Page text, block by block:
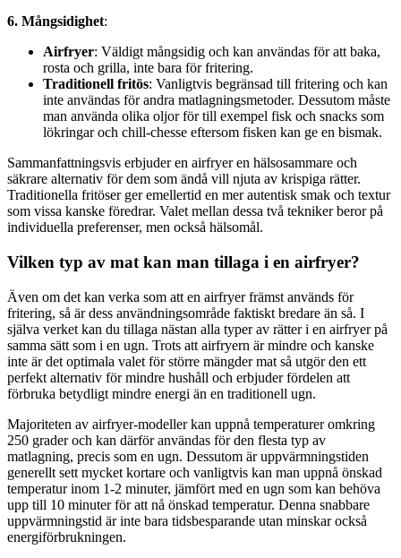
6. Mångsidighet:
Airfryer: Väldigt mångsidig och kan användas för att baka,
rosta och grilla, inte bara för fritering.
Traditionell fritös: Vanligtvis begränsad till fritering och kan
inte användas för andra matlagningsmetoder. Dessutom måste
man använda olika oljor för till exempel fisk och snacks som
lökringar och chill-chesse eftersom fisken kan ge en bismak.
Sammanfattningsvis erbjuder en airfryer en hälsosammare och
säkrare alternativ för dem som ändå vill njuta av krispiga rätter.
Traditionella fritöser ger emellertid en mer autentisk smak och textur
som vissa kanske föredrar. Valet mellan dessa två tekniker beror på
individuella preferenser, men också hälsomål.
Vilken typ av mat kan man tillaga i en airfryer?
Även om det kan verka som att en airfryer främst används för
fritering, så är dess användningsområde faktiskt bredare än så. I
själva verket kan du tillaga nästan alla typer av rätter i en airfryer på
samma sätt som i en ugn. Trots att airfryern är mindre och kanske
inte är det optimala valet för större mängder mat så utgör den ett
perfekt alternativ för mindre hushåll och erbjuder fördelen att
förbruka betydligt mindre energi än en traditionell ugn.
Majoriteten av airfryer-modeller kan uppnå temperaturer omkring
250 grader och kan därför användas för den flesta typ av
matlagning, precis som en ugn. Dessutom är uppvärmningstiden
generellt sett mycket kortare och vanligtvis kan man uppnå önskad
temperatur inom 1-2 minuter, jämfört med en ugn som kan behöva
upp till 10 minuter för att nå önskad temperatur. Denna snabbare
uppvärmningstid är inte bara tidsbesparande utan minskar också
energiförbrukningen.